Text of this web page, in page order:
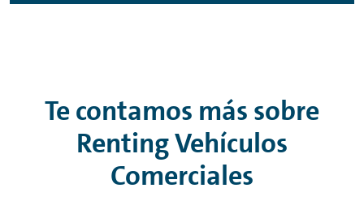
Te contamos más sobre
RentingVehículos
Comerciales